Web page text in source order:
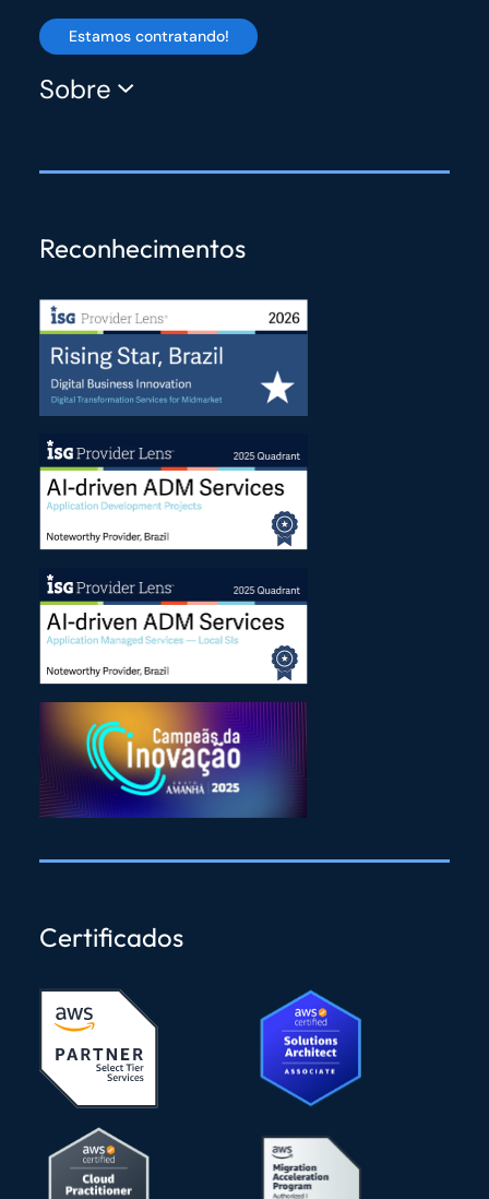
Estamos contratando!
Sobre
Reconhecimentos
Certificados